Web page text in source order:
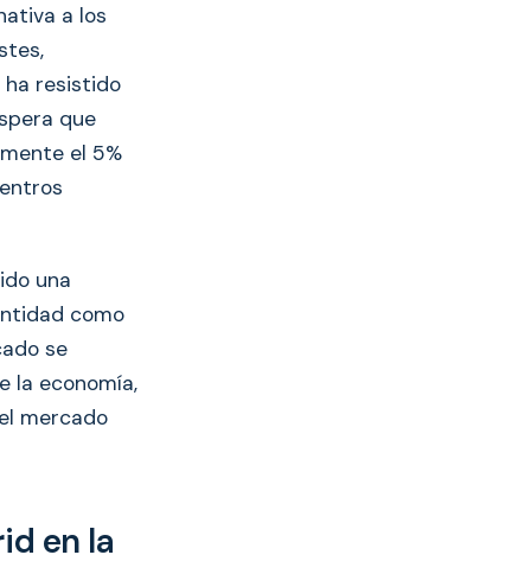
a los
ha resistido
que
el 5%
una
como
se
la economía,
mercado
en la